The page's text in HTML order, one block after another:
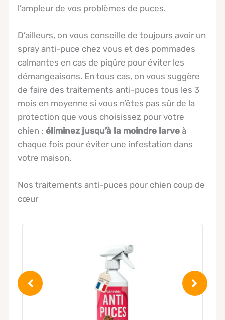
l’ampleur de vos problèmes de puces.
D’ailleurs, on vous conseille de toujours avoir un
spray anti-puce chez vous et des pommades
calmantes en cas de piqûre pour éviter les
démangeaisons. En tous cas, on vous suggère
de faire des traitements anti-puces tous les 3
mois en moyenne si vous n’êtes pas sûr de la
protection que vous choisissez pour votre
chien ;éliminez jusqu’à la moindre larveà
chaque fois pour éviter une infestation dans
votre maison.
Nos traitements anti-puces pour chien coup de
cœur